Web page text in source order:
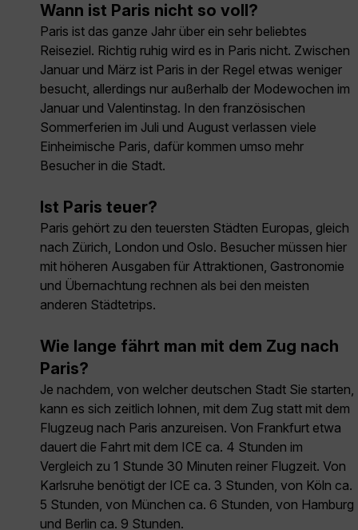
Wann ist Paris nicht so voll?
Paris ist das ganze Jahr über ein sehr beliebtes
Reiseziel. Richtig ruhig wird es in Paris nicht. Zwischen
Januar und März ist Paris in der Regel etwas weniger
besucht, allerdings nur außerhalb der Modewochen im
Januar und Valentinstag. In den französischen
Sommerferien im Juli und August verlassen viele
Einheimische Paris, dafür kommen umso mehr
Besucher in die Stadt.
Ist Paris teuer?
Paris gehört zu den teuersten Städten Europas, gleich
nach Zürich, London und Oslo. Besucher müssen hier
mit höheren Ausgaben für Attraktionen, Gastronomie
und Übernachtung rechnen als bei den meisten
anderen Städtetrips.
Wie lange fährt man mit dem Zug nach
Paris?
Je nachdem, von welcher deutschen Stadt Sie starten,
kann es sich zeitlich lohnen, mit dem Zug statt mit dem
Flugzeug nach Paris anzureisen. Von Frankfurt etwa
dauert die Fahrt mit dem ICE ca. 4 Stunden im
Vergleich zu 1 Stunde 30 Minuten reiner Flugzeit. Von
Karlsruhe benötigt der ICE ca. 3 Stunden, von Köln ca.
5 Stunden, von München ca. 6 Stunden, von Hamburg
und Berlin ca. 9 Stunden.